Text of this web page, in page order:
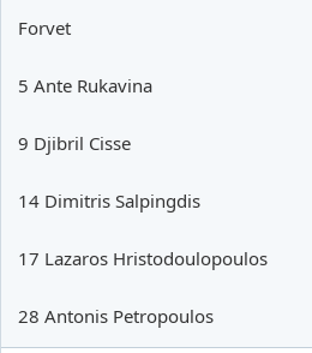
Forvet
5 Ante Rukavina
9 Djibril Cisse
14 Dimitris Salpingdis
17 Lazaros Hristodoulopoulos
28 Antonis Petropoulos